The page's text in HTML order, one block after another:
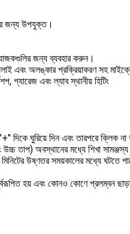
জন্য উপযুক্ত।
জন্য ব্যবহার করুন।
এবং অলঙ্কার প্রক্রিয়াকরণ সহ
গ্যারেজ এবং ল্যাব স্থানীয় হিটিং
দিকে ঘুরিয়ে দিন এবং তারপরে ক্লিক না
তাপ) অবস্থানের মধ্যে শিখা
উষ্ণতর সময়কালের মধ্যে ঘটতে
হয় এবং কোনও কোণে প্রলম্বন